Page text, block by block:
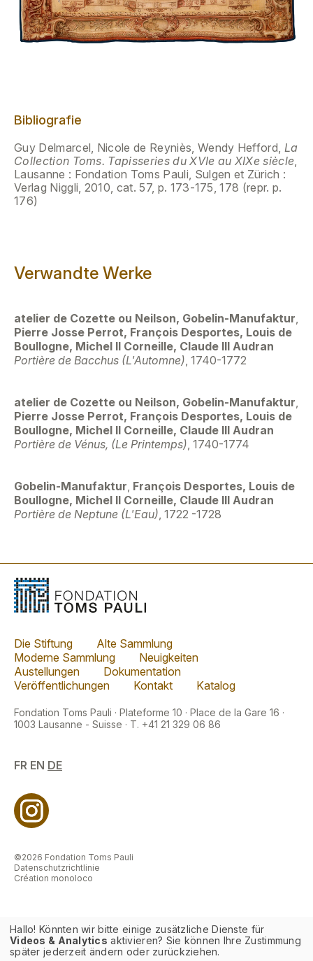
Bibliografie
Guy Delmarcel, Nicole de Reyniès, Wendy Hefford, La
Collection Toms. Tapisseries du XVIe au XIXe siècle,
Lausanne : Fondation Toms Pauli, Sulgen et Zürich :
Verlag Niggli, 2010, cat. 57, p. 173-175, 178 (repr. p.
176)
Verwandte Werke
atelier de Cozette ou Neilson, Gobelin-Manufaktur,
Pierre Josse Perrot, François Desportes, Louis de
Boullogne, Michel II Corneille, Claude III Audran
Portière de Bacchus (L'Automne), 1740-1772
atelier de Cozette ou Neilson, Gobelin-Manufaktur,
Pierre Josse Perrot, François Desportes, Louis de
Boullogne, Michel II Corneille, Claude III Audran
Portière de Vénus, (Le Printemps), 1740-1774
Gobelin-Manufaktur, François Desportes, Louis de
Boullogne, Michel II Corneille, Claude III Audran
Portière de Neptune (L'Eau), 1722 -1728
Die Stiftung
Alte Sammlung
Moderne Sammlung
Neuigkeiten
Austellungen
Dokumentation
Veröffentlichungen
Kontakt Katalog
Fondation Toms Pauli · Plateforme 10 · Place de la Gare 16 ·
1003 Lausanne - Suisse · T. +41 21 329 06 86
FR EN DE
©2026 Fondation Toms Pauli
Datenschutzrichtlinie
Création monoloco
Hallo! Könnten wir bitte einige zusätzliche Dienste für
Videos & Analytics aktivieren? Sie können Ihre Zustimmung
später jederzeit ändern oder zurückziehen.